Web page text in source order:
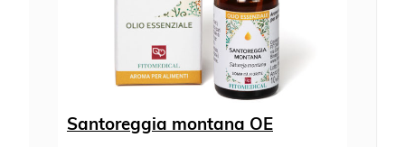
Santoreggia montana OE